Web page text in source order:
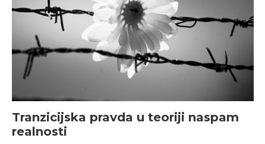
Tranzicijska pravda u teoriji naspam
realnosti